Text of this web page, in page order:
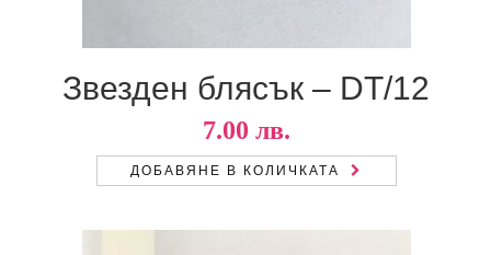
Звезден блясък – DT/12
7.00 лв.
ДОБАВЯНЕ В КОЛИЧКАТА